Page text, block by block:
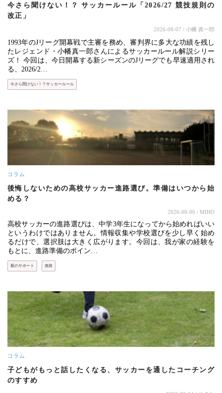
今さら聞けない！？ サッカールール「2026/27 競技規則の
改正」
2026-08-07 / 小幡 真一郎
1993年のJリーグ開幕戦で主審を務め、審判界に多大な功績を残し
たレジェンド・小幡真一郎さんによるサッカールール解説シリー
ズ！ 今回は、今日開幕する新シーズンのJリーグでも早速適用され
る、2026/2…
今さら聞けない！？サッカールール
コラム
後悔しないための高校サッカー進路選び。準備はいつから始
める？
2026-08-06 / MIHO
高校サッカーの進路選びは、中学3年生になってから始めればいい
というわけではありません。情報収集や学校選びを少し早く始め
るだけで、選択肢は大きく広がります。今回は、我が家の経験を
もとに、進路準備のポイン…
親のサポート 進路
コラム
子どもがもっと話したくなる、サッカーを通したコーチング
のすすめ